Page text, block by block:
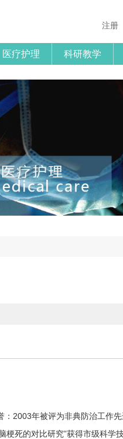
注册
医疗护理 科研教学
2003年被评为非典防治工作先
梗死的对比研究”获得市级科学